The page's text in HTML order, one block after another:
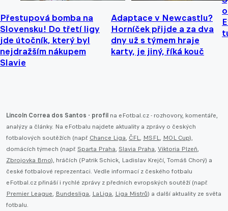
Přestupová bomba na
Slovensku! Do třetí ligy
jde útočník, který byl
nejdražším nákupem
Slavie
Adaptace v Newcastlu?
Horníček přijde a za dva
dny už s týmem hraje
karty, je jiný, říká kouč
Lincoln Correa dos Santos - profil na eFotbal.cz - rozhovory, komentáře,
analýzy a články. Na eFotbalu najdete aktuality a zprávy o českých
fotbalových soutěžích (např. Chance Liga, ČFL, MSFL, MOL Cup),
domácích týmech (např. Sparta Praha, Slavia Praha, Viktoria Plzeň,
Zbrojovka Brno), hráčích (Patrik Schick, Ladislav Krejčí, Tomáš Chorý) a
české fotbalové reprezentaci. Vedle informací z českého fotbalu
eFotbal.cz přináší i rychlé zprávy z předních evropských soutěží (např.
Premier League, Bundesliga, LaLiga, Liga Mistrů) a další aktuality ze světa
fotbalu.